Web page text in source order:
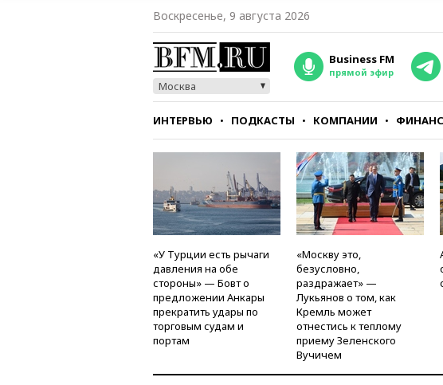
Воскресенье, 9 августа 2026
Москва
Business FM
прямой эфир
ИНТЕРВЬЮ ПОДКАСТЫ КОМПАНИИ
СТИЛЬ ТЕСТЫ
«У Турции есть рычаги
давления на обе
стороны» — Бовт о
предложении Анкары
прекратить удары по
торговым судам и
портам
«Москву это,
безусловно,
раздражает» —
Лукьянов о том, как
Кремль может
отнестись к теплому
приему Зеленского
Вучичем